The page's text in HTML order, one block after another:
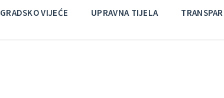
GRADSKO VIJEĆE UPRAVNA TIJELA